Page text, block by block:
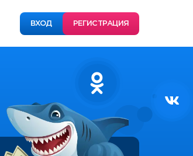
ВХОД РЕГИСТРАЦИЯ